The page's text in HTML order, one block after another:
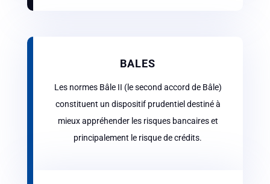
BALES
Les normes Bâle II (le second accord de Bâle)
constituent un dispositif prudentiel destiné à
mieux appréhender les risques bancaires et
principalement le risque de crédits.